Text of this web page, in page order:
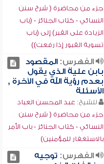
جزء من محاضرة ( شرح سنن
النسائي - كتاب الجنائز - (باب
الزيادة على القبر) إلى (باب
تسوية القبور إذا رفعت))
الفهرس:المقصود
بابن علية الذي يقول
بعدم رؤية الله في الآخرة ,
الأسئلة
للشيخ: عبد المحسن العباد
جزء من محاضرة ( شرح سنن
النسائي - كتاب الجنائز - باب الأمر
بالاستغفار للمؤمنين)
الفهرس: توجيه